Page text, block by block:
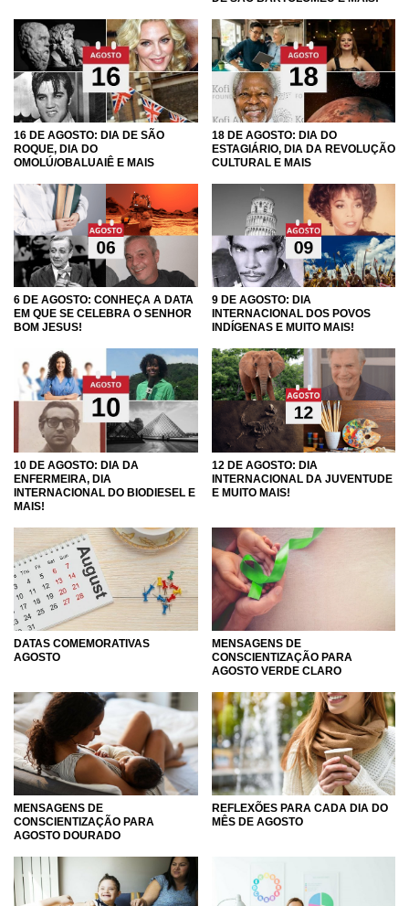
16 DE AGOSTO: DIA DE SÃO
ROQUE, DIA DO
OMOLÚ/OBALUAIÊ E MAIS
18 DE AGOSTO: DIA DO
ESTAGIÁRIO, DIA DA REVOLUÇÃO
CULTURAL E MAIS
6 DE AGOSTO: CONHEÇA A DATA
EM QUE SE CELEBRA O SENHOR
BOM JESUS!
9 DE AGOSTO: DIA
INTERNACIONAL DOS POVOS
INDÍGENAS E MUITO MAIS!
10 DE AGOSTO: DIA DA
ENFERMEIRA, DIA
INTERNACIONAL DO BIODIESEL E
MAIS!
12 DE AGOSTO: DIA
INTERNACIONAL DA JUVENTUDE
E MUITO MAIS!
DATAS COMEMORATIVAS
AGOSTO
MENSAGENS DE
CONSCIENTIZAÇÃO PARA
AGOSTO VERDE CLARO
MENSAGENS DE
CONSCIENTIZAÇÃO PARA
AGOSTO DOURADO
REFLEXÕES PARA CADA DIA DO
MÊS DE AGOSTO